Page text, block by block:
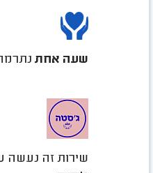
שעה אחת
שירות זה נעשה